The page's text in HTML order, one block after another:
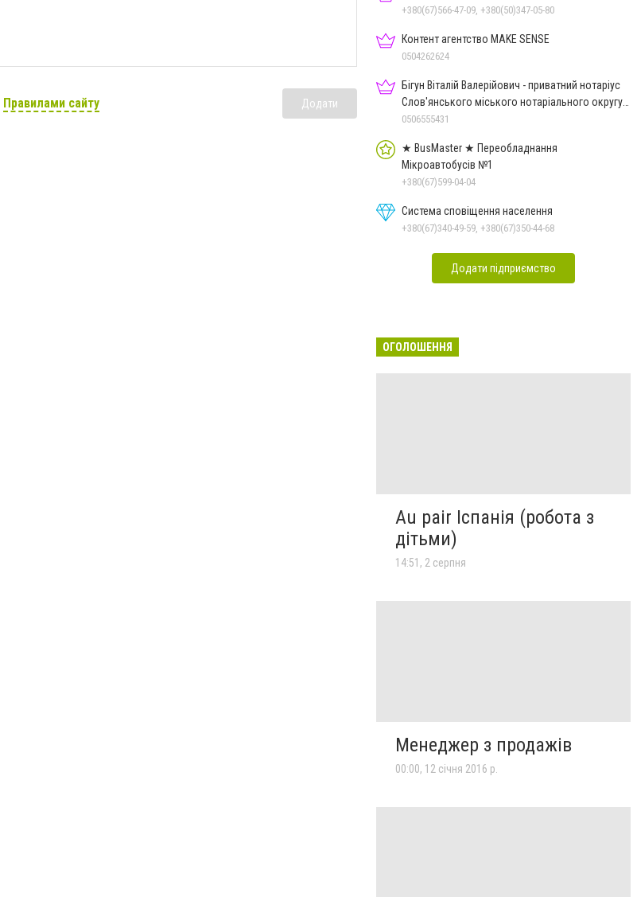
Правилами сайту Додати
+380(67)566-47-09, +380(50)347-05-80
Контент агентство MAKE SENSE
0504262624
Бігун Віталій Валерійович - приватний нотаріус
Слов'янського міського нотаріального округу
Дон.обл.
0506555431
★ BusMaster ★ Переобладнання
Мікроавтобусів №1
+380(67)599-04-04
Система сповіщення населення
+380(67)340-49-59, +380(67)350-44-68
Додати підприємство
ОГОЛОШЕННЯ
Au pair Іспанія (робота з
дітьми)
14:51, 2 серпня
Менеджер з продажів
00:00, 12 січня 2016 р.